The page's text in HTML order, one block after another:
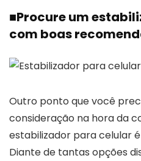
■Procure um
com boas
Outro ponto que você
consideração na hora da
estabilizador para celular
Diante de tantas opções